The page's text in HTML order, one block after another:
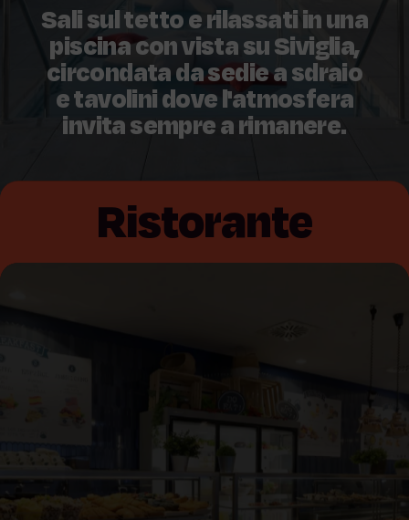
Sali sul tetto e rilassati in una
piscina con vista su Siviglia,
circondata da sedie a sdraio
e tavolini dove l'atmosfera
invita sempre a rimanere.
Ristorante